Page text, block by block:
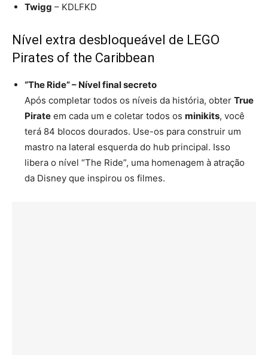
Twigg – KDLFKD
Nível extra desbloqueável de LEGO
Pirates of the Caribbean
“The Ride” – Nível final secreto
Após completar todos os níveis da história, obter True
Pirate em cada um e coletar todos os minikits, você
terá 84 blocos dourados. Use-os para construir um
mastro na lateral esquerda do hub principal. Isso
libera o nível “The Ride”, uma homenagem à atração
da Disney que inspirou os filmes.